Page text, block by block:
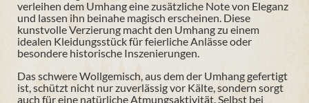
verleihen dem Umhang eine zusätzliche Note von Eleganz
und lassen ihn beinahe magisch erscheinen. Diese
kunstvolle Verzierung macht den Umhang zu einem
idealen Kleidungsstück für feierliche Anlässe oder
besondere historische Inszenierungen.
Das schwere Wollgemisch, aus dem der Umhang gefertigt
ist, schützt nicht nur zuverlässig vor Kälte, sondern sorgt
auch für eine natürliche Atmungsaktivität. Selbst bei